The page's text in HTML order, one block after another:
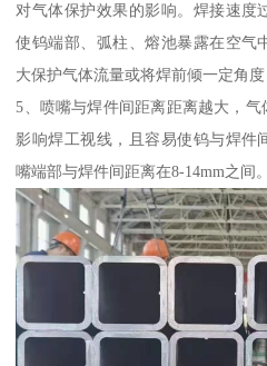
对气体保护效果的影响。焊接速度
使钨端部、弧柱、熔池暴露在空气
大保护气体流量或将焊前倾一定角
5、喷嘴与焊件间距离距离越大，
影响焊工视线，且容易使钨与焊件
嘴端部与焊件间距离在8-14mm之间。